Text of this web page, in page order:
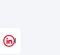
LinkedIn